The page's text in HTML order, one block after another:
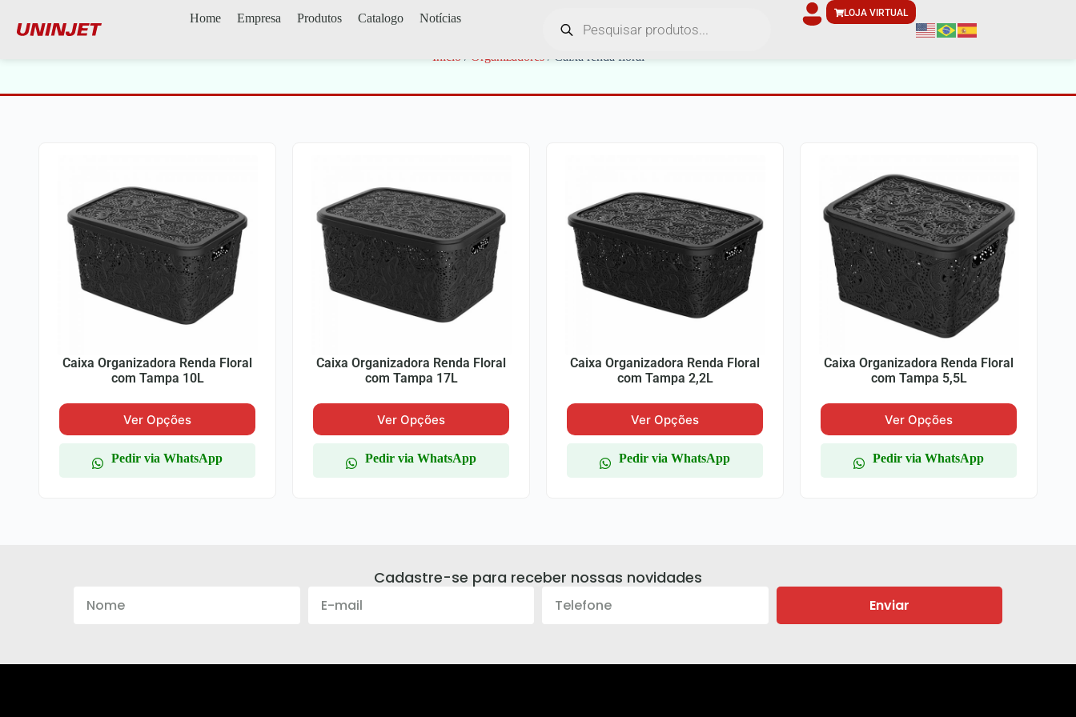
Home Empresa Produtos Catalogo Notícias LOJA VIRTUAL
Caixa renda floral
Início / Organizadores/ Caixa renda floral
Caixa Organizadora Renda Floral
com Tampa 10L
Ver Opções
Pedir via WhatsApp
Caixa Organizadora Renda Floral
com Tampa 17L
Ver Opções
Pedir via WhatsApp
Caixa Organizadora Renda Floral
com Tampa 2,2L
Ver Opções
Pedir via WhatsApp
Caixa Organizadora Renda Floral
com Tampa 5,5L
Ver Opções
Pedir via WhatsApp
Cadastre-se para receber nossas novidades
Enviar